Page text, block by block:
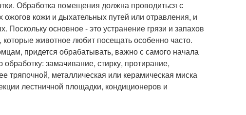
Обработка помещения должна проводиться с
кожи и дыхательных путей или отравления, и
основное - это устранение грязи и запахов
животное любит посещать особенно часто.
придется обрабатывать, важно с самого начала
замачивание, стирку, протирание,
тряпочной, металлическая или керамическая миска
лестничной площадки, кондиционеров и